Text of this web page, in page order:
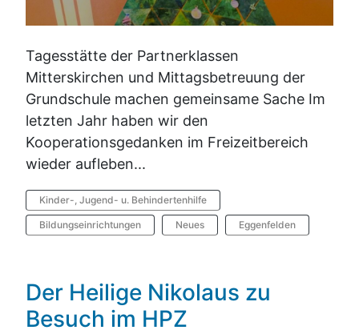
Tagesstätte der Partnerklassen
Mitterskirchen und Mittagsbetreuung der
Grundschule machen gemeinsame Sache Im
letzten Jahr haben wir den
Kooperationsgedanken im Freizeitbereich
wieder aufleben...
Kinder-, Jugend- u. Behindertenhilfe
Bildungseinrichtungen Neues Eggenfelden
Der Heilige Nikolaus zu
Besuch im HPZ